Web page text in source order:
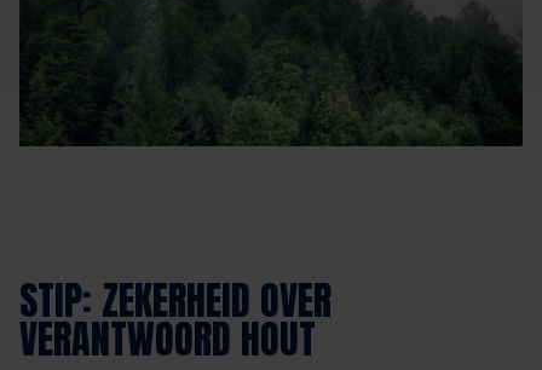
STIP: ZEKERHEID OVER
VERANTWOORD HOUT